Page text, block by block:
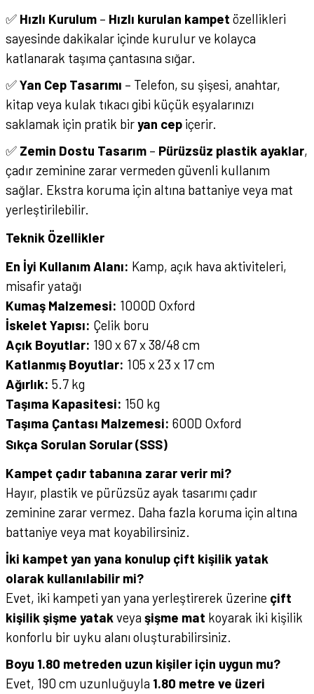
✅ Hızlı Kurulum– Hızlı kurulan kampet özellikleri
sayesinde dakikalar içinde kurulur ve kolayca
katlanarak taşıma çantasına sığar.
✅Yan Cep Tasarımı – Telefon, su şişesi, anahtar,
kitap veya kulak tıkacı gibi küçük eşyalarınızı
saklamak için pratik biryan cepiçerir.
✅ Zemin Dostu Tasarım– Pürüzsüz plastik ayaklar,
çadır zeminine zarar vermeden güvenli kullanım
sağlar. Ekstra koruma için altına battaniye veya mat
yerleştirilebilir.
Teknik Özellikler
En İyi Kullanım Alanı: Kamp, açık hava aktiviteleri,
misafir yatağı
Kumaş Malzemesi: 1000D Oxford
İskelet Yapısı: Çelik boru
Açık Boyutlar: 190 x 67 x 38/48 cm
Katlanmış Boyutlar: 105 x 23 x 17 cm
Ağırlık: 5.7 kg
Taşıma Kapasitesi: 150 kg
Taşıma Çantası Malzemesi: 600D Oxford
Sıkça Sorulan Sorular (SSS)
Kampet çadır tabanına zarar verir mi?
Hayır, plastik ve pürüzsüz ayak tasarımı çadır
zeminine zarar vermez. Daha fazla koruma için altına
battaniye veya mat koyabilirsiniz.
İki kampet yan yana konulup çift kişilik yatak
olarak kullanılabilir mi?
Evet, iki kampeti yan yana yerleştirerek üzerine çift
kişilik şişme yatak veya şişme mat koyarak iki kişilik
konforlu bir uyku alanı oluşturabilirsiniz.
Boyu 1.80 metreden uzun kişiler için uygun mu?
Evet, 190 cm uzunluğuyla 1.80 metre ve üzeri